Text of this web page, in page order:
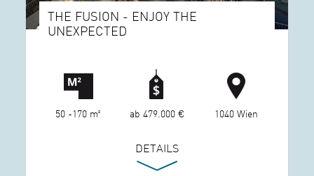
THE FUSION - ENJOY THE
UNEXPECTED
50 -170 m² ab 479.000 € 1040 Wien
DETAILS